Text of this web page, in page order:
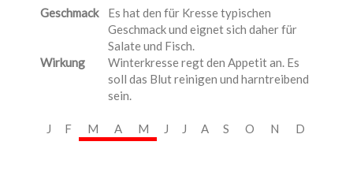
Geschmack
Es hat den für Kresse typischen
Geschmack und eignet sich daher für
Salate und Fisch.
Wirkung
Winterkresse regt den Appetit an. Es
soll das Blut reinigen und harntreibend
sein.
J F M A M J J A S O N D